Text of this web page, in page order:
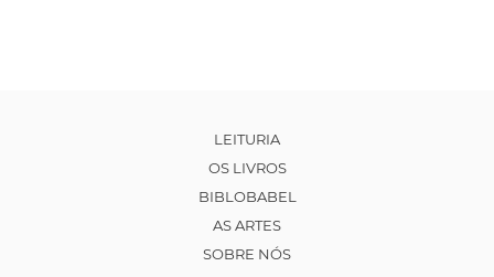
LEITURIA
OS LIVROS
BIBLOBABEL
AS ARTES
SOBRE NÓS